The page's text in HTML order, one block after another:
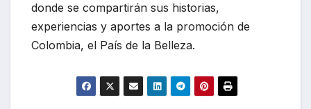
donde se compartirán sus historias,
experiencias y aportes a la promoción de
Colombia, el País de la Belleza.